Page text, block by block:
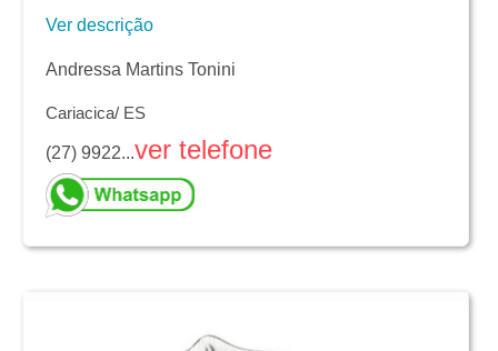
Ver descrição
Andressa Martins Tonini
Cariacica/ ES
(27) 9922...ver telefone